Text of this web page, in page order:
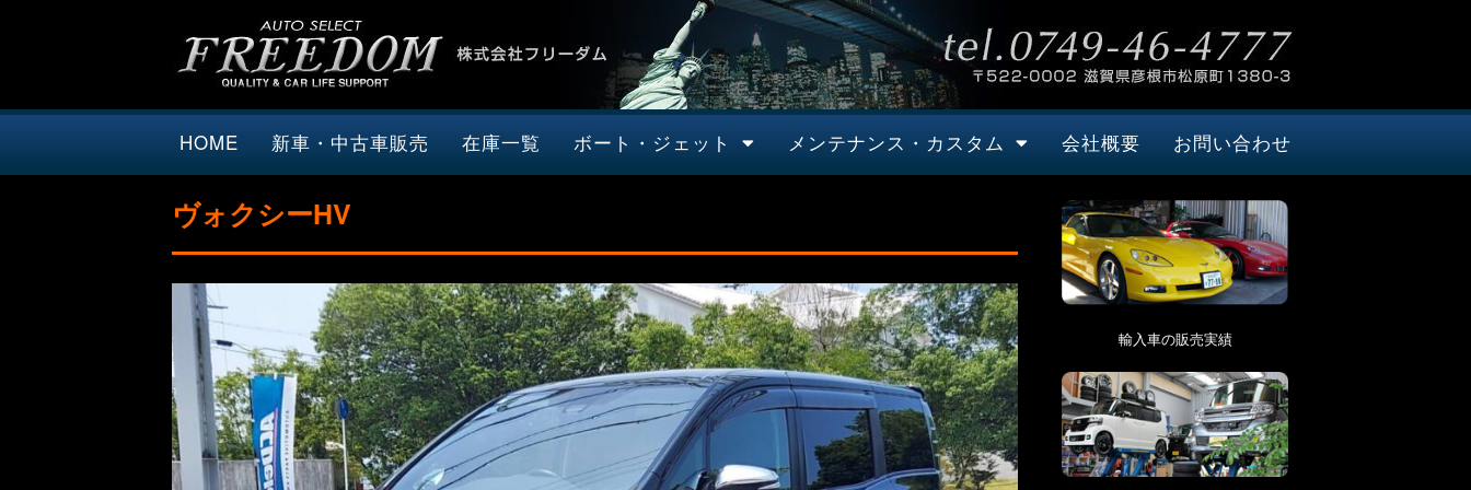
HOME 新車・中古車販売 在庫一覧 ボート・ジェット メンテナンス・カスタム 会社概要 お問い合わせ
ヴォクシーHV
輸入車の販売実績